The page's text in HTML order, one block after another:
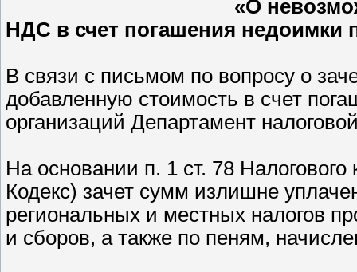
«О невозможности
НДС в счет погашения недоимки
В связи с письмом по вопросу о
добавленную стоимость в счет
организаций Департамент
На основании п. 1 ст. 78
Кодекс) зачет сумм излишне
региональных и местных налогов
и сборов, а также по пеням,